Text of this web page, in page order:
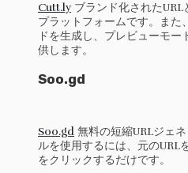
Cutt.lyブランド化されたURL
プラットフォームです。また
ドを生成し、プレビューモ
供します。
Soo.gd
Soo.gd 無料の短縮URLジェ
ルを使用するには、元のURL
をクリックするだけです。